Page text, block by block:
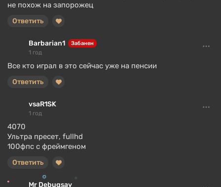
не похож на запорожец
Ответить
Barbarian1 Забанен
1 год
Все кто играл в это сейчас уже на пенсии
Ответить
vsaR1SK
1 год
4070
Ультра пресет, fullhd
100фпс с фреймгеном
Ответить
Mr Debugsay